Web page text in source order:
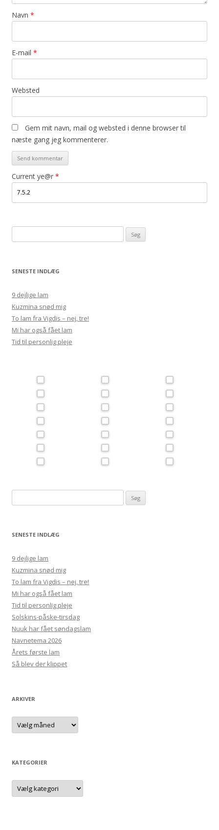
Navn *
E-mail *
Websted
Gem mit navn, mail og websted i denne browser til
næste gang jeg kommenterer.
Current ye@r *
efter:
SENESTE INDLÆG
9 dejlige lam
Kuzmina snød mig
To lam fra Vigdis – nej, tre!
Mi har også fået lam
Tid til personlig pleje
efter:
SENESTE INDLÆG
9 dejlige lam
Kuzmina snød mig
To lam fra Vigdis – nej, tre!
Mi har også fået lam
Tid til personlig pleje
Solskins-påske-tirsdag
Nuuk har fået søndagslam
Navnetema 2026
Årets første lam
Så blev der klippet
ARKIVER
Arkiver
KATEGORIER
Kategorier